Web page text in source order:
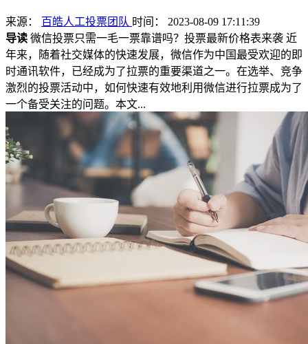
来源： 百皓人工投票团队 时间： 2023-08-09 17:11:39
导读 微信投票只需一毛一票靠谱吗？投票最新价格表来袭 近
年来，随着社交媒体的快速发展，微信作为中国最受欢迎的即
时通讯软件，已经成为了拉票的重要渠道之一。在选举、竞争
激烈的投票活动中，如何快速有效地利用微信进行拉票成为了
一个备受关注的问题。本文...